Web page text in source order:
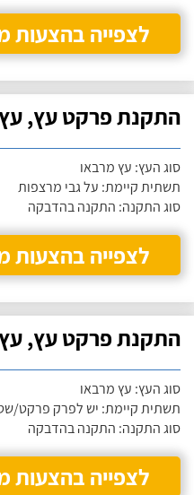
לצפייה בהצעות
התקנת פרקט עץ, עץ
סוג העץ: עץ מרבאו
תשתית קיימת: על גבי מרצפות
סוג התקנה: התקנה בהדבקה
לצפייה בהצעות
התקנת פרקט עץ, עץ
סוג העץ: עץ מרבאו
תשתית קיימת: יש לפרק פרקט/
סוג התקנה: התקנה בהדבקה
לצפייה בהצעות